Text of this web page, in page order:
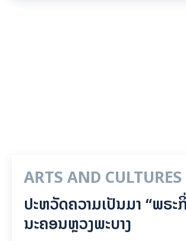
ARTS AND CULTURES
ປະຫວັດຄວາມເປັນມາ “ພຣະ
ນະຄອນຫຼວງພະບາງ